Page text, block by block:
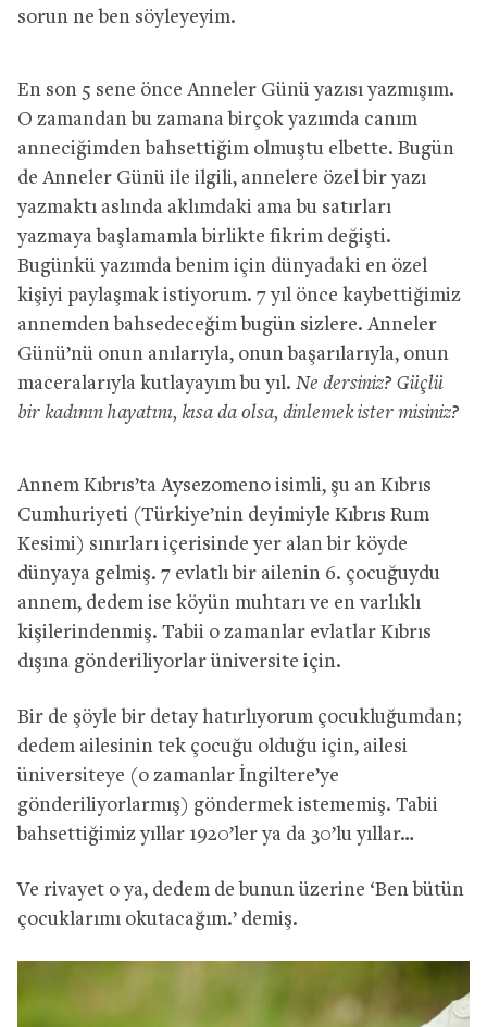
sorun ne ben söyleyeyim.
En son 5 sene önce Anneler Günü yazısı yazmışım.
O zamandan bu zamana birçok yazımda canım
anneciğimden bahsettiğim olmuştu elbette. Bugün
de Anneler Günü ile ilgili, annelere özel bir yazı
yazmaktı aslında aklımdaki ama bu satırları
yazmaya başlamamla birlikte fikrim değişti.
Bugünkü yazımda benim için dünyadaki en özel
kişiyi paylaşmak istiyorum. 7 yıl önce kaybettiğimiz
annemden bahsedeceğim bugün sizlere. Anneler
Günü’nü onun anılarıyla, onun başarılarıyla, onun
maceralarıyla kutlayayım bu yıl. Ne dersiniz? Güçlü
bir kadının hayatını, kısa da olsa, dinlemek ister misiniz?
Annem Kıbrıs’ta Aysezomeno isimli, şu an Kıbrıs
Cumhuriyeti (Türkiye’nin deyimiyle Kıbrıs Rum
Kesimi) sınırları içerisinde yer alan bir köyde
dünyaya gelmiş. 7 evlatlı bir ailenin 6. çocuğuydu
annem, dedem ise köyün muhtarı ve en varlıklı
kişilerindenmiş. Tabii o zamanlar evlatlar Kıbrıs
dışına gönderiliyorlar üniversite için.
Bir de şöyle bir detay hatırlıyorum çocukluğumdan;
dedem ailesinin tek çocuğu olduğu için, ailesi
üniversiteye (o zamanlar İngiltere’ye
gönderiliyorlarmış) göndermek istememiş. Tabii
bahsettiğimiz yıllar 1920’ler ya da 30’lu yıllar…
Ve rivayet o ya, dedem de bunun üzerine ‘Ben bütün
çocuklarımı okutacağım.’ demiş.